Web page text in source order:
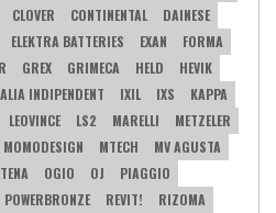
CLOVER CONTINENTAL
DAINESE
ELEKTRA BATTERIES EXAN
FORMA
GREX GRIMECA HELD
HEVIK
INDIPENDENT IXIL IXS
KAPPA
LEOVINCE LS2 MARELLI
METZELER
MOMODESIGN MTECH
MV AGUSTA
OGIO OJ
PIAGGIO
POWERBRONZE REVIT!
RIZOMA